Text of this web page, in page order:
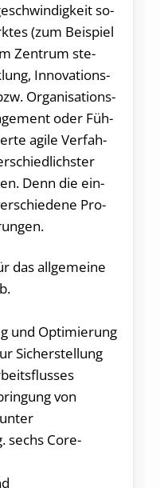
so­
(zum Bei­spiel
Zen­trum ste­
In­no­va­ti­ons­
Or­ga­ni­sa­ti­ons­
oder Füh­
agi­le Ver­fah­
Denn die ein­
Pro­
das allgemeine
und Optimierung
Sicherstellung
von
sechs Core-